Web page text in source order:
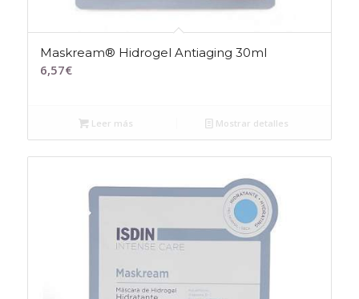
Maskream® Hidrogel Antiaging 30ml
6,57€
Leer más Mostrar detalles